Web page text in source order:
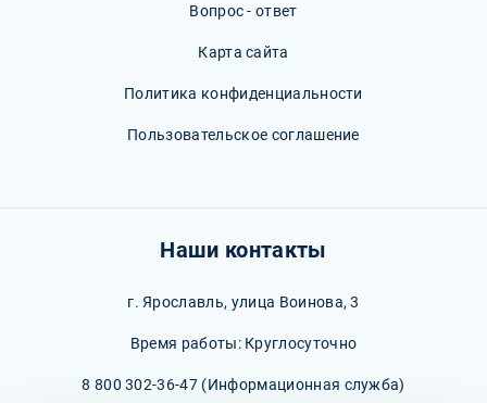
Вопрос - ответ
Карта сайта
Политика конфиденциальности
Пользовательское соглашение
Наши контакты
г. Ярославль, улица Воинова, 3
Время работы: Круглосуточно
8 800 302-36-47 (Информационная служба)